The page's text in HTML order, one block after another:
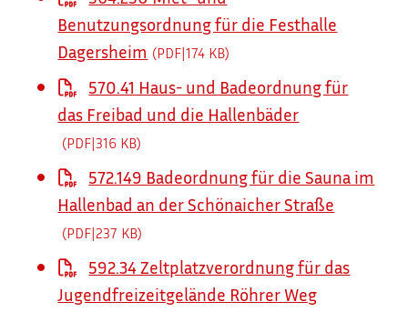
Benutzungsordnung für die Festhalle
Dagersheim (PDF|174 KB)
570.41 Haus- und Badeordnung für
das Freibad und die Hallenbäder
(PDF|316 KB)
572.149 Badeordnung für die Sauna im
Hallenbad an der Schönaicher Straße
(PDF|237 KB)
592.34 Zeltplatzverordnung für das
Jugendfreizeitgelände Röhrer Weg